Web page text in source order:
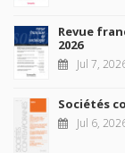
Revue
2026
Jul 7,
Sociétés
Jul 6,